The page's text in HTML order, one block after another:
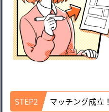
STEP2 マッチング成立！